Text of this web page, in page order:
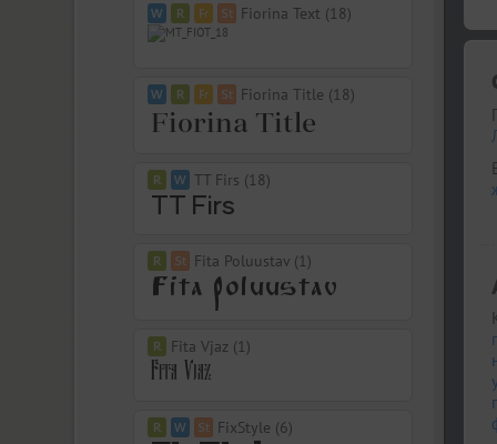
Fiorina Text (18)
Fiorina Title (18)
TT Firs (18)
Fita Poluustav (1)
Fita Vjaz (1)
FixStyle (6)